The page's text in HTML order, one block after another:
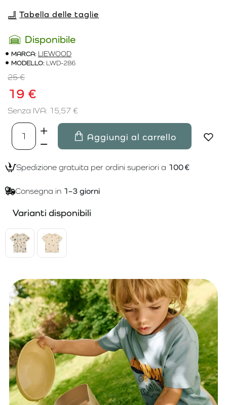
Disponibile
MARCA: LIEWOOD
MODELLO: LWD-286
19 €
25 €
Senza IVA: 15,57 €
Aggiungi al carrello
Tabella delle taglie
Spedizione gratuita per ordini superiori a 100 €
Consegna in 1–3 giorni
Varianti disponibili